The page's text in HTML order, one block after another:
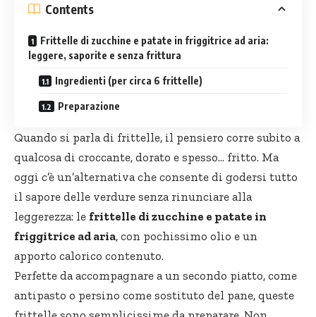
Contents
Frittelle di zucchine e patate in friggitrice ad aria:
leggere, saporite e senza frittura
Ingredienti (per circa 6 frittelle)
Preparazione
Quando si parla di frittelle, il pensiero corre subito a
qualcosa di croccante, dorato e spesso… fritto. Ma
oggi c’è un’alternativa che consente di godersi tutto
il sapore delle verdure senza rinunciare alla
leggerezza: le frittelle di zucchine e patate in
friggitrice ad aria, con pochissimo olio e un
apporto calorico contenuto.
Perfette da accompagnare a un secondo piatto, come
antipasto o persino come sostituto del pane, queste